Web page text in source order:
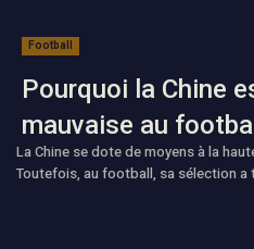
Football
Pourquoi la Chine
mauvaise au
La Chine se dote de moyens à la
Toutefois, au football, sa sélection a